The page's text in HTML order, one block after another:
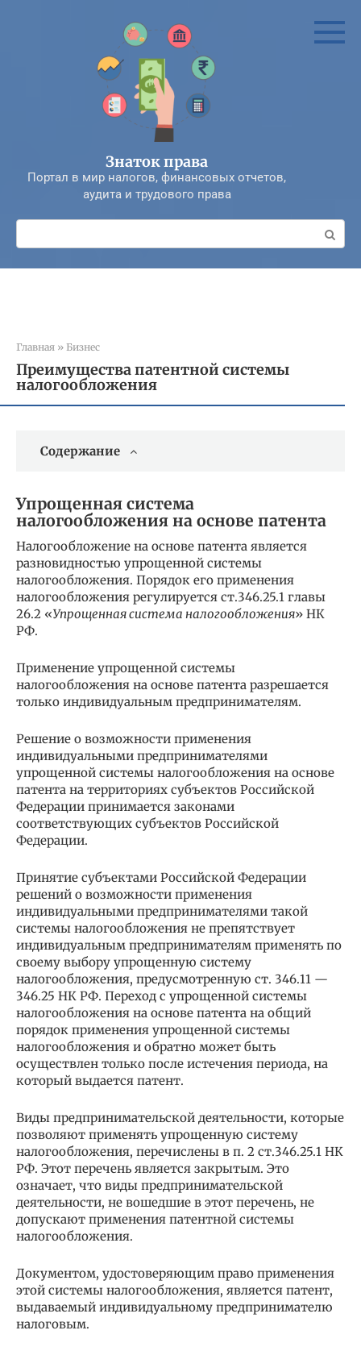
Знаток права
Портал в мир налогов, финансовых отчетов,
аудита и трудового права
Поиск:
Главная » Бизнес
Преимущества патентной системы
налогообложения
Содержание
Упрощенная система
налогообложения на основе патента
Налогообложение на основе патента является
разновидностью упрощенной системы
налогообложения. Порядок его применения
налогообложения регулируется ст.346.25.1 главы
26.2 «Упрощенная система налогообложения» НК
РФ.
Применение упрощенной системы
налогообложения на основе патента разрешается
только индивидуальным предпринимателям.
Решение о возможности применения
индивидуальными предпринимателями
упрощенной системы налогообложения на основе
патента на территориях субъектов Российской
Федерации принимается законами
соответствующих субъектов Российской
Федерации.
Принятие субъектами Российской Федерации
решений о возможности применения
индивидуальными предпринимателями такой
системы налогообложения не препятствует
индивидуальным предпринимателям применять по
своему выбору упрощенную систему
налогообложения, предусмотренную ст. 346.11 —
346.25 НК РФ. Переход с упрощенной системы
налогообложения на основе патента на общий
порядок применения упрощенной системы
налогообложения и обратно может быть
осуществлен только после истечения периода, на
который выдается патент.
Виды предпринимательской деятельности, которые
позволяют применять упрощенную систему
налогообложения, перечислены в п. 2 ст.346.25.1 НК
РФ. Этот перечень является закрытым. Это
означает, что виды предпринимательской
деятельности, не вошедшие в этот перечень, не
допускают применения патентной системы
налогообложения.
Документом, удостоверяющим право применения
этой системы налогообложения, является патент,
выдаваемый индивидуальному предпринимателю
налоговым.